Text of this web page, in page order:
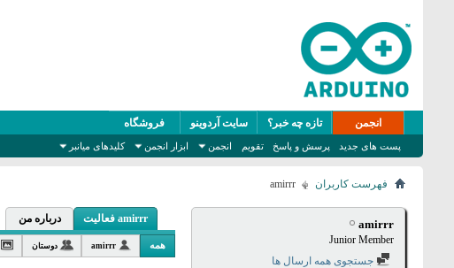
انجمن
پست های جدید پرسش و پاسخ تقویم انجمن ابزار انجمن کلیدهای میانبر
تازه چه خبر؟ سایت آردوینو فروشگاه
فهرست کاربران amirrr
amirrr
Junior Member
جستجوی همه ارسال ها
amirrr فعالیت درباره من
همه amirrr دوستان